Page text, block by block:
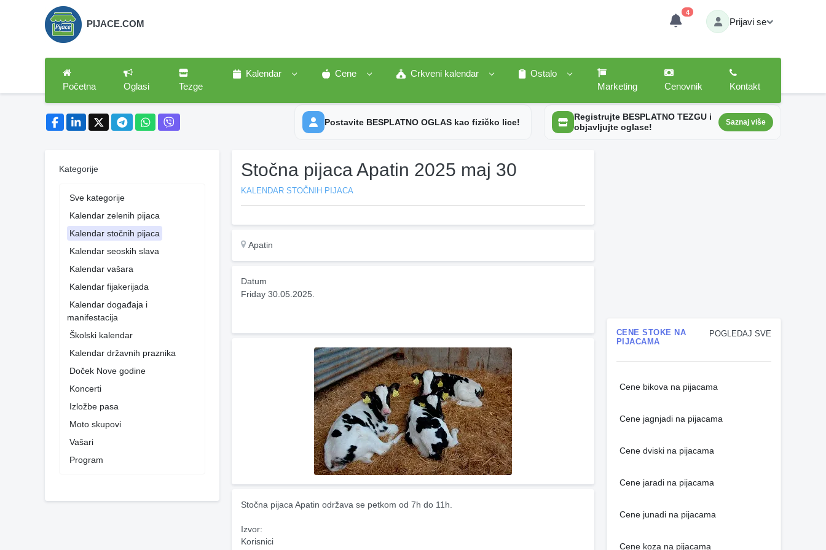
PIJACE.COM
4
Prijavi se
Početna Oglasi Tezge
Kalendar Cene Crkveni kalendar
Ostalo
Marketing
Cenovnik Kontakt
Postavite BESPLATNO OGLAS kao fizičko lice!
Registrujte BESPLATNO TEZGU i
objavljujte oglase!
Saznaj više
Kategorije
Sve kategorije
Kalendar zelenih pijaca
Kalendar stočnih pijaca
Kalendar seoskih slava
Kalendar vašara
Kalendar fijakerijada
Kalendar događaja i
manifestacija
Školski kalendar
Kalendar državnih praznika
Doček Nove godine
Koncerti
Izložbe pasa
Moto skupovi
Vašari
Program
Stočna pijaca Apatin 2025 maj 30
KALENDAR STOČNIH PIJACA
Apatin
Datum
Friday 30.05.2025.
Stočna pijaca Apatin održava se petkom od 7h do 11h.
Izvor:
Korisnici
POGLEDAJ SVE
CENE STOKE NA
PIJACAMA
Cene bikova na pijacama
Cene jagnjadi na pijacama
Cene dviski na pijacama
Cene jaradi na pijacama
Cene junadi na pijacama
Cene koza na pijacama